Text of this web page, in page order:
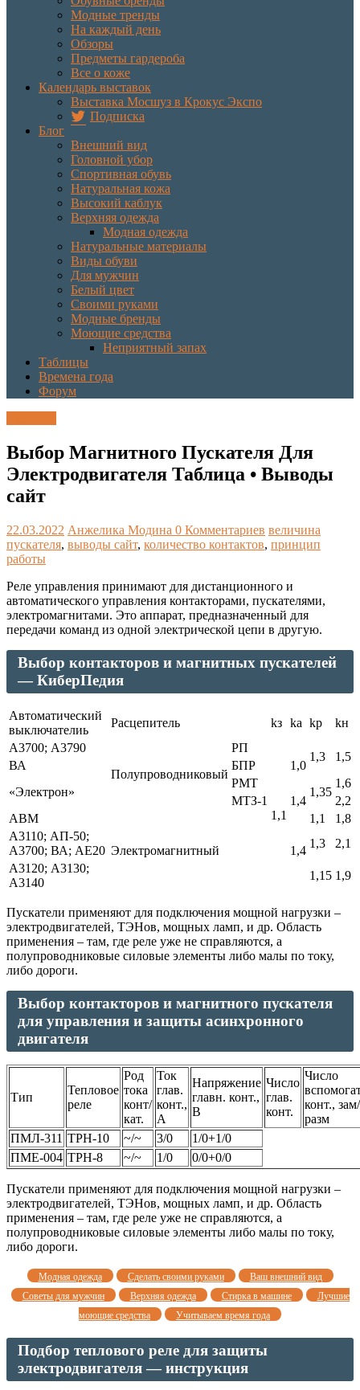
Модные тренды
На каждый день
Обзоры
Предметы гардероба
Все о коже
Календарь выставок
Выставка Мосшуз в Крокус Экспо
Подписка
Блог
Внешний вид
Головной убор
Спортивная обувь
Натуральная кожа
Высокий каблук
Верхняя одежда
Модная одежда
Натуральные материалы
Виды обуви
Для мужчин
Белый цвет
Своими руками
Модные бренды
Моющие средства
Неприятный запах
Таблицы
Времена года
Форум
Выбор Магнитного Пускателя Для
Электродвигателя Таблица • Выводы
сайт
22.03.2022 Анжелика Модина 0 Комментариев величина
пускателя, выводы сайт, количество контактов, принцип
работы
Реле управления принимают для дистанционного и
автоматического управления контакторами, пускателями,
электромагнитами. Это аппарат, предназначенный для
передачи команд из одной электрической цепи в другую.
Выбор контакторов и магнитных пускателей
— КиберПедия
Автоматический
выключателиь
Расцепитель kз kа kр
kн
А3700; А3790
Полупроводниковый
РП
1,1
1,0
1,3 1,5
ВА
БПР
«Электрон»
РМТ
1,35
1,6
МТЗ-1
1,4
2,2
АВМ
Электромагнитный 1,4
1,1
1,8
А3110; АП-50;
А3700; ВА; АЕ20
1,3
2,1
А3120; А3130;
А3140
1,15 1,9
Пускатели применяют для подключения мощной нагрузки –
электродвигателей, ТЭНов, мощных ламп, и др. Область
применения – там, где реле уже не справляются, а
полупроводниковые силовые элементы либо малы по току,
либо дороги.
Выбор контакторов и магнитного пускателя
для управления и защиты асинхронного
двигателя
Тип
Тепловое
реле
Род
тока
конт/
кат.
Ток
глав.
конт.,
А
Напряжение
главн. конт.,
В
Число
глав.
конт.
Число
конт., зам/
разм
ПМЛ-311 ТРН-10 ~/~ 3/0
1/0+1/0
ПМЕ-004 ТРН-8 ~/~ 1/0 0/0+0/0
Пускатели применяют для подключения мощной нагрузки –
электродвигателей, ТЭНов, мощных ламп, и др. Область
применения – там, где реле уже не справляются, а
полупроводниковые силовые элементы либо малы по току,
либо дороги.
Модная одежда Сделать своими руками
Ваш внешний вид
Советы для мужчин
Верхняя одежда Стирка в машине
Лучшие
моющие средства
Учитываем время года
Подбор теплового реле для защиты
электродвигателя — инструкция